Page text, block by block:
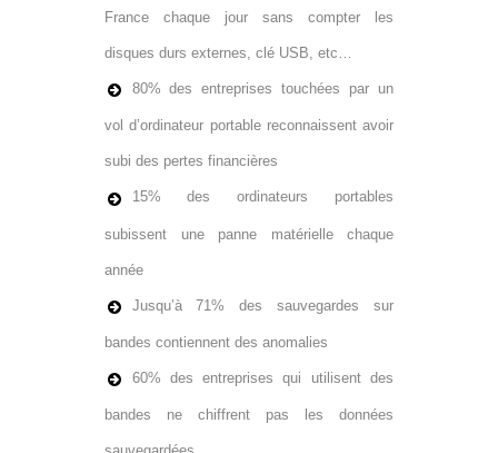
France chaque jour sans compter les
disques durs externes, clé USB, etc…
80% des entreprises touchées par un
vol d’ordinateur portable reconnaissent avoir
subi des pertes financières
15% des ordinateurs portables
subissent une panne matérielle chaque
année
Jusqu’à 71% des sauvegardes sur
bandes contiennent des anomalies
60% des entreprises qui utilisent des
bandes ne chiffrent pas les données